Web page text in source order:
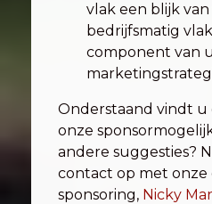
vlak een blijk
bedrijfsmatig
component van
Onderstaand vindt u
onze
andere suggesties?
contact op met
sponsoring, Nicky